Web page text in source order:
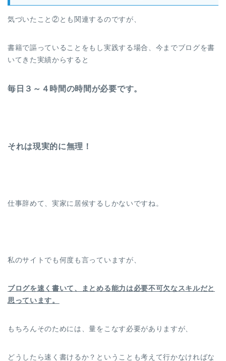
気づいたこと②とも関連するのですが、
書籍で謳っていることをもし実践する場合、今までブログを書
いてきた実績からすると
毎日３～４時間の時間が必要です。
それは現実的に無理！
仕事辞めて、実家に居候するしかないですね。
私のサイトでも何度も言っていますが、
ブログを速く書いて、まとめる能力は必要不可欠なスキルだと
思っています。
もちろんそのためには、量をこなす必要がありますが、
どうしたら速く書けるか？ということも考えて行かなければな